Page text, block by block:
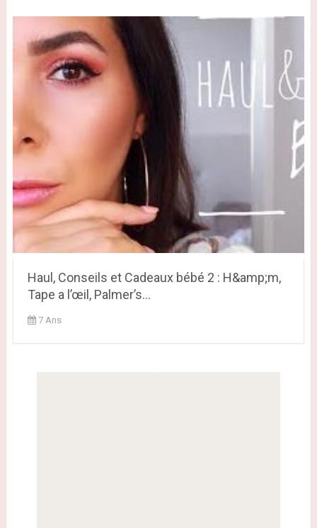
Haul, Conseils et Cadeaux bébé 2 : H&amp;m,
Tape a l’œil, Palmer’s...
7 Ans